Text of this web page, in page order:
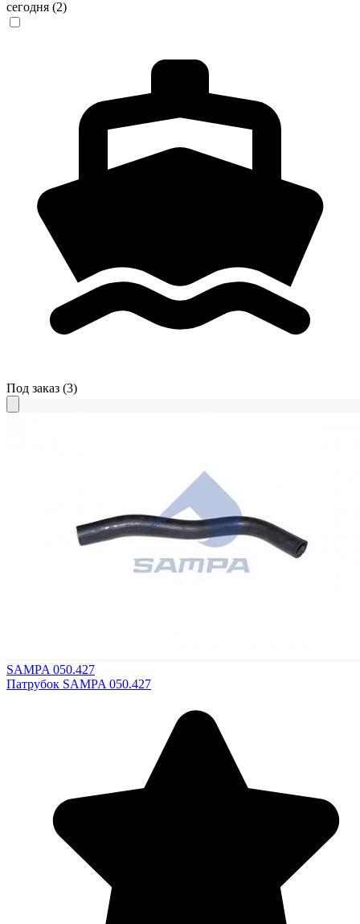
сегодня (2)
Под заказ (3)
SAMPA 050.427
Патрубок SAMPA 050.427